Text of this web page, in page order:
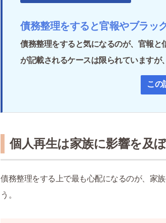
債務整理をすると官報やブラッ
債務整理をすると気になるのが、官報
が記載されるケースは限られていますが
この
個人再生は家族に影響を及
債務整理をする上で最も心配になるのが、家
う。